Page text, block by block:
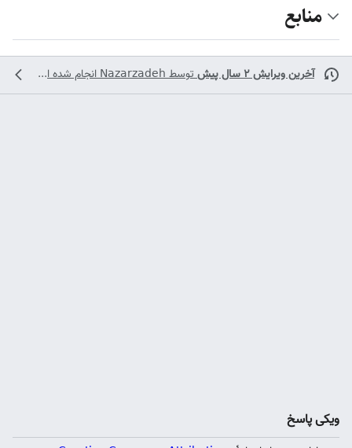
منابع
آخرین ویرایش ۲ سال پیش توسطNazarzadehانجام شده است
ویکی پاسخ